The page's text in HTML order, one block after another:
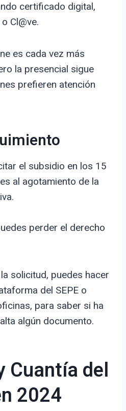
certificado digital,
Cl@ve.
es cada vez más
la presencial sigue
prefieren atención
el subsidio en los 15
al agotamiento de la
perder el derecho
solicitud, puedes hacer
del SEPE o
para saber si ha
algún documento.
Cuantía del
2024